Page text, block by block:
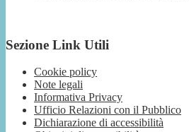
Sezione Link Utili
Cookie policy
Note legali
Informativa Privacy
Ufficio Relazioni con il Pubblico
Dichiarazione di accessibilità